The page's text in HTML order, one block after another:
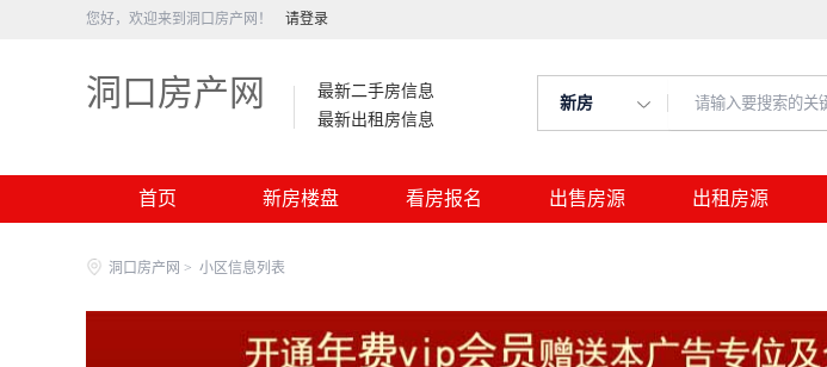
您好，欢迎来到洞口房产网！ 请登录
洞口房产网
最新二手房信息
最新出租房信息
新房
首页 新房楼盘 看房报名 出售房源 出租房源
洞口房产网 > 小区信息列表